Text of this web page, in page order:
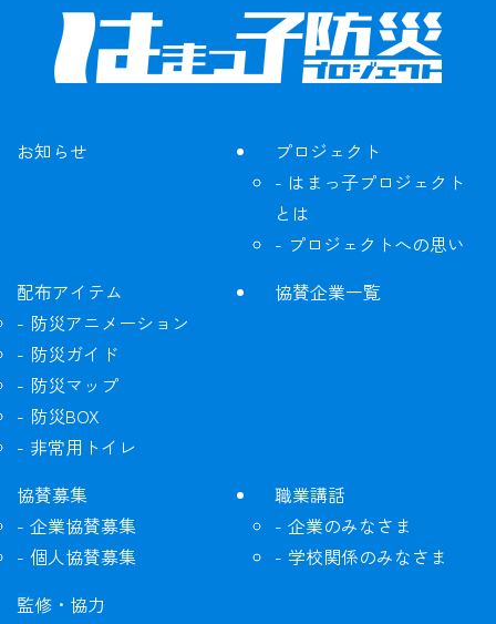
お知らせ
プロジェクト
はまっ子プロジェクト
とは
プロジェクトへの思い
配布アイテム
防災アニメーション
防災ガイド
防災マップ
防災BOX
非常用トイレ
協賛企業一覧
協賛募集
企業協賛募集
個人協賛募集
職業講話
企業のみなさま
学校関係のみなさま
監修・協力